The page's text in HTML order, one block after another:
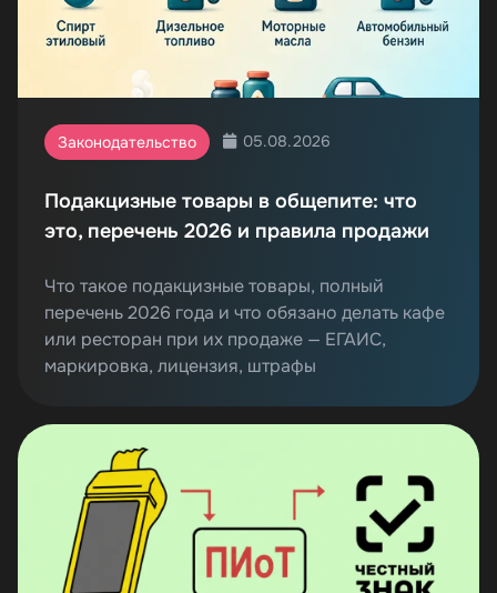
Законодательство 05.08.2026
Подакцизные товары в общепите: что
это, перечень 2026 и правила продажи
Что такое подакцизные товары, полный
перечень 2026 года и что обязано делать кафе
или ресторан при их продаже — ЕГАИС,
маркировка, лицензия, штрафы